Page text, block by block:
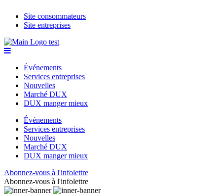
Site consommateurs
Site entreprises
Événements
Services entreprises
Nouvelles
Marché DUX
DUX manger mieux
Événements
Services entreprises
Nouvelles
Marché DUX
DUX manger mieux
Abonnez-vous à l'infolettre
Abonnez-vous à l'infolettre